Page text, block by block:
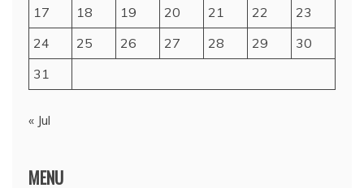
17
18 19 20 21 22
23
24
25 26 27 28 29
30
31
« Jul
MENU